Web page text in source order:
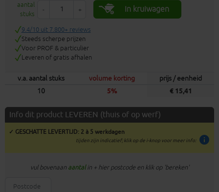
aantal
stuks
- + In kruiwagen
9.4/10 uit 7.800+ reviews
Steeds scherpe prijzen
Voor PROF & particulier
Leveren of gratis afhalen
v.a. aantal stuks volume korting
prijs / eenheid
10
5% € 15,41
Info dit product LEVEREN (thuis of op werf)
✓ GESCHATTE LEVERTIJD: 2 à 5 werkdagen
info
tijden zijn indicatief; klik op de i-knop voor meer info:
vul bovenaan aantalin + hier postcode en klik op 'bereken'